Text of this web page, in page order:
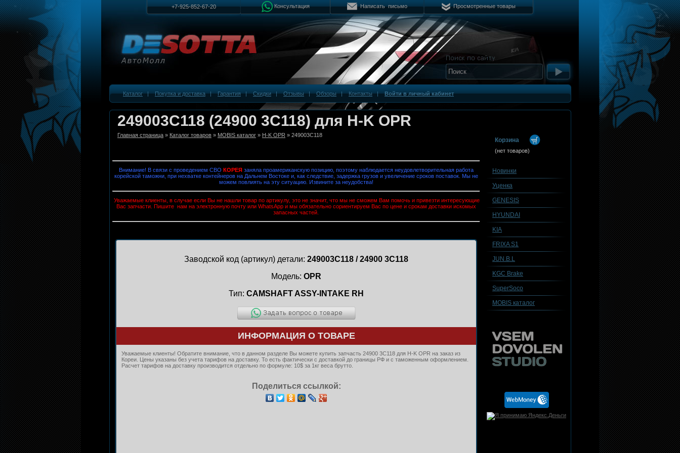
+7-925-852-67-20 Консультация Написать письмо Просмотренные товары
Каталог|Покупка и доставка|Гарантия|Скидки|Отзывы|Обзоры|Контакты|Войти в личный кабинет
249003C118 (24900 3C118) для H-K OPR
Главная страница » Каталог товаров » MOBIS каталог » H-K OPR » 249003C118
Внимание! В связи с проведением СВО КОРЕЯзаняла проамериканскую позицию, поэтому наблюдается неудовлетворительная работа
корейской таможни, при нехватке контейнеров на Дальнем Востоке и, как следствие, задержка грузов и увеличение сроков поставок. Мы не
можем повлиять на эту ситуацию. Извините за неудобства!
Уважаемые клиенты, в случае если Вы не нашли товар по артикулу, это не значит, что мы не сможем Вам помочь и привезти интересующие
Вас запчасти. Пишите нам на электронную почту или WhatsApp и мы обязательно сориентируем Вас по цене и срокам доставки искомых
запасных частей.
Заводской код (артикул) детали: 249003C118 / 24900 3C118
Модель: OPR
Тип: CAMSHAFT ASSY-INTAKE RH
ИНФОРМАЦИЯ О ТОВАРЕ
Уважаемые клиенты! Обратите внимание, что в данном разделе Вы можете купить запчасть 24900 3C118 для H-K OPR на заказ из
Кореи. Цены указаны без учета тарифов на доставку. То есть фактически с доставкой до границы РФ и с таможенным оформлением.
Расчет тарифов на доставку производится отдельно по формуле: 10$ за 1кг веса брутто.
Поделиться ссылкой:
Корзина
(нет товаров)
Новинки
Уценка
GENESIS
HYUNDAI
KIA
FRIXA S1
JUN.B.L
KGC Brake
SuperSoco
MOBIS каталог